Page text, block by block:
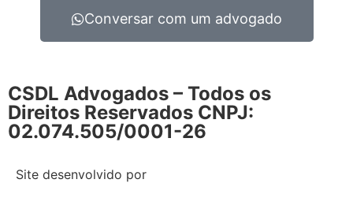
Conversar com um advogado
CSDL Advogados – Todos os
Direitos Reservados CNPJ:
02.074.505/0001-26
Site desenvolvido por